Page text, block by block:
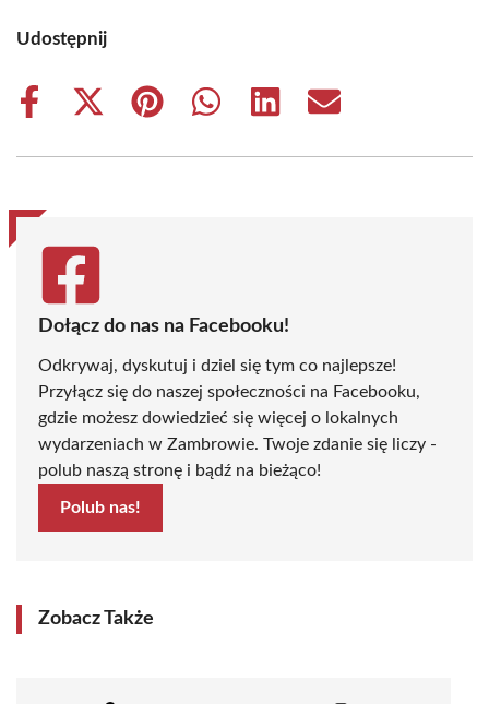
Udostępnij
Share
Share
(Twitter)
Share
Share
Share
Share
Dołącz do nas na Facebooku!
Odkrywaj, dyskutuj i dziel się tym co najlepsze!
Przyłącz się do naszej społeczności na Facebooku,
gdzie możesz dowiedzieć się więcej o lokalnych
wydarzeniach w Zambrowie. Twoje zdanie się liczy -
polub naszą stronę i bądź na bieżąco!
Polub nas!
Zobacz Także